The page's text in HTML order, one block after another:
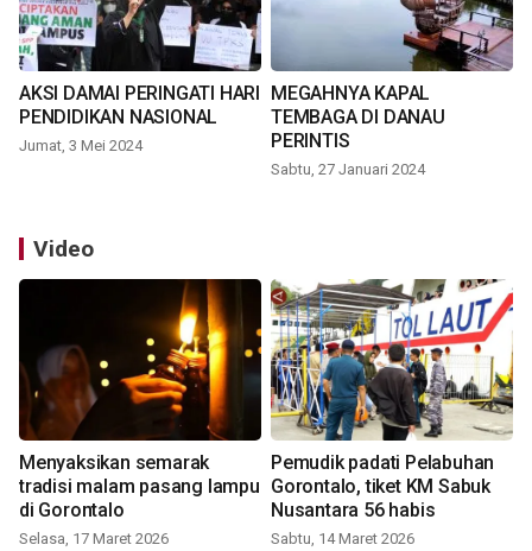
AKSI DAMAI PERINGATI HARI
PENDIDIKAN NASIONAL
Jumat, 3 Mei 2024
MEGAHNYA KAPAL
TEMBAGA DI DANAU
PERINTIS
Sabtu, 27 Januari 2024
Video
Menyaksikan semarak
tradisi malam pasang lampu
di Gorontalo
Selasa, 17 Maret 2026
Pemudik padati Pelabuhan
Gorontalo, tiket KM Sabuk
Nusantara 56 habis
Sabtu, 14 Maret 2026